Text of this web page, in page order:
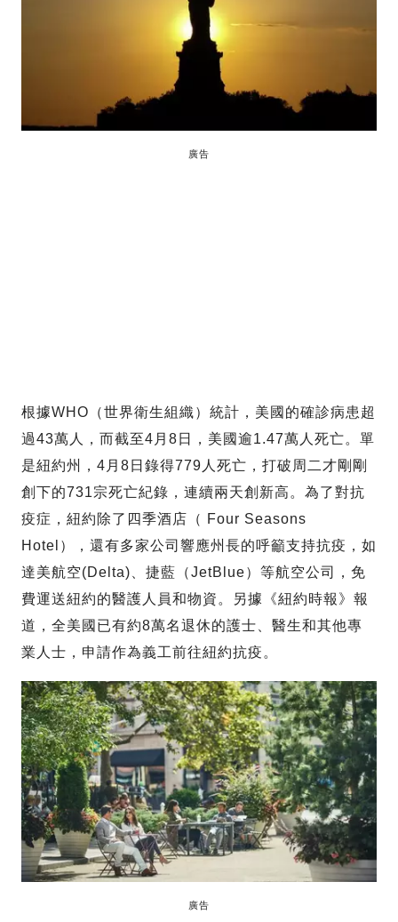
廣告
根據WHO（世界衛生組織）統計，美國的確診病患超
過43萬人，而截至4月8日，美國逾1.47萬人死亡。單
是紐約州，4月8日錄得779人死亡，打破周二才剛剛
創下的731宗死亡紀錄，連續兩天創新高。為了對抗
疫症，紐約除了四季酒店（ Four Seasons
Hotel），還有多家公司響應州長的呼籲支持抗疫，如
達美航空(Delta)、捷藍（JetBlue）等航空公司，免
費運送紐約的醫護人員和物資。另據《紐約時報》報
道，全美國已有約8萬名退休的護士、醫生和其他專
業人士，申請作為義工前往紐約抗疫。
廣告